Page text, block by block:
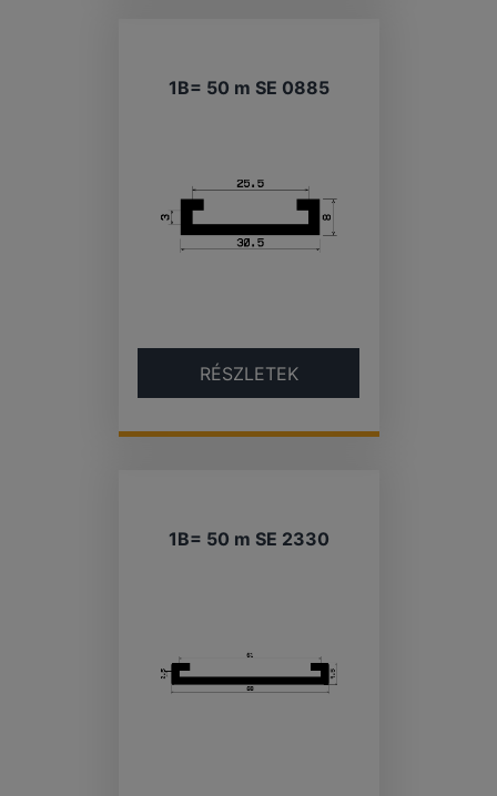
1B= 50 m SE 0885
RÉSZLETEK
1B= 50 m SE 2330